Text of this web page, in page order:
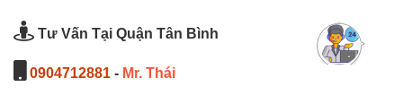
Tư Vấn Tại Quận Tân Bình
0904712881 - Mr. Thái